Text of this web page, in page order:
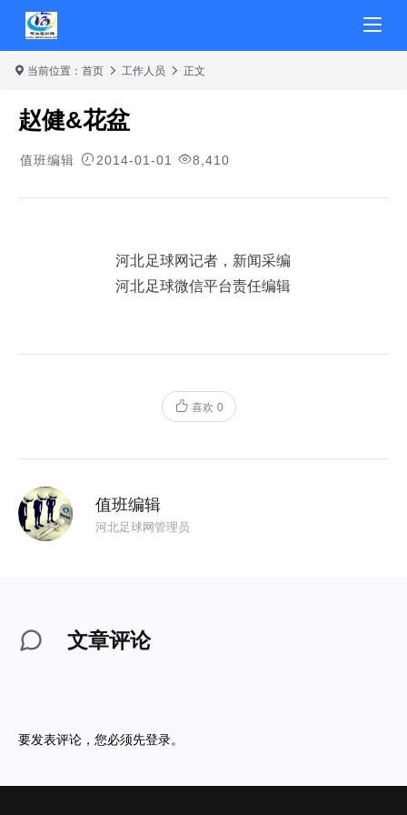
当前位置： 首页 工作人员 正文
赵健&花盆
值班编辑 2014-01-01 8,410
河北足球网记者，新闻采编
河北足球微信平台责任编辑
喜欢 0
值班编辑
河北足球网管理员
文章评论
要发表评论，您必须先登录。